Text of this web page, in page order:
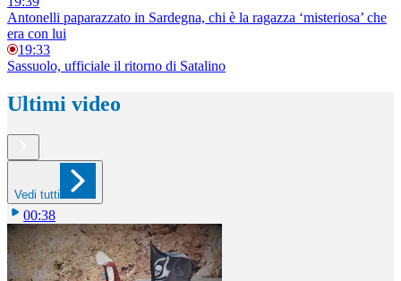
Antonelli paparazzato in Sardegna, chi è la ragazza ‘misteriosa’ che
era con lui
19:33
Sassuolo, ufficiale il ritorno di Satalino
Ultimi video
Vedi tutti
00:38